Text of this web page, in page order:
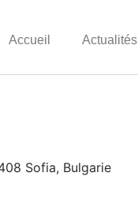
Accueil Actualités
Sofia, Bulgarie